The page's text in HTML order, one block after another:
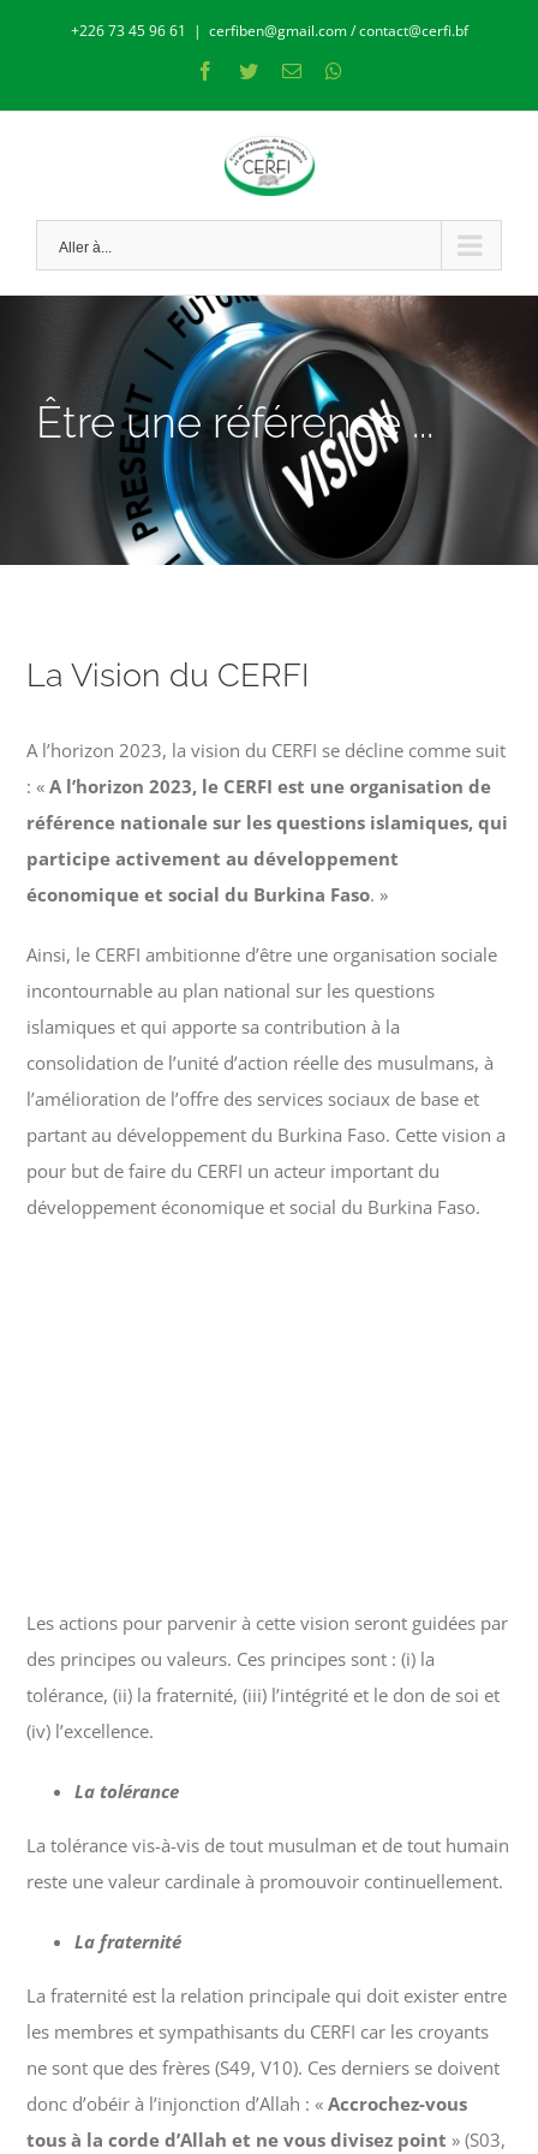
+226 73 45 96 61 | cerfiben@gmail.com / contact@cerfi.bf
Facebook
TwitterEmail
Aller à...
Être une référence ...
La Vision du CERFI
A l’horizon 2023, la vision du CERFI se décline comme suit
: «A l’horizon 2023, le CERFI est une organisation de
référence nationale sur les questions islamiques, qui
participe activement au développement
économique et social du Burkina Faso. »
Ainsi, le CERFI ambitionne d’être une organisation sociale
incontournable au plan national sur les questions
islamiques et qui apporte sa contribution à la
consolidation de l’unité d’action réelle des musulmans, à
l’amélioration de l’offre des services sociaux de base et
partant au développement du Burkina Faso. Cette vision a
pour but de faire du CERFI un acteur important du
développement économique et social du Burkina Faso.
Les actions pour parvenir à cette vision seront guidées par
des principes ou valeurs. Ces principes sont : (i) la
tolérance, (ii) la fraternité, (iii) l’intégrité et le don de soi et
(iv) l’excellence.
La tolérance
La tolérance vis-à-vis de tout musulman et de tout humain
reste une valeur cardinale à promouvoir continuellement.
La fraternité
La fraternité est la relation principale qui doit exister entre
les membres et sympathisants du CERFI car les croyants
ne sont que des frères (S49, V10). Ces derniers se doivent
donc d’obéir à l’injonction d’Allah : «Accrochez-vous
tous à la corde d’Allah et ne vous divisez point » (S03,